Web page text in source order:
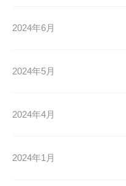
2024年6月
2024年5月
2024年4月
2024年1月